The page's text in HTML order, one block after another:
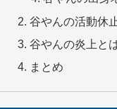
谷やんの活動休
谷やんの炎上と
まとめ